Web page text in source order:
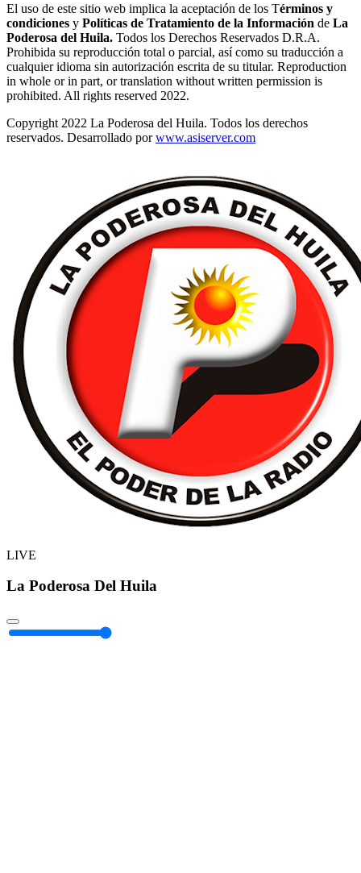
El uso de este sitio web implica la aceptación de los Términos y
condiciones y Políticas de Tratamiento de la Información de La
Poderosa del Huila. Todos los Derechos Reservados D.R.A.
Prohibida su reproducción total o parcial, así como su traducción a
cualquier idioma sin autorización escrita de su titular. Reproduction
in whole or in part, or translation without written permission is
prohibited. All rights reserved 2022.
Copyright 2022 La Poderosa del Huila. Todos los derechos
reservados. Desarrollado porwww.asiserver.com
LIVE
La Poderosa Del Huila